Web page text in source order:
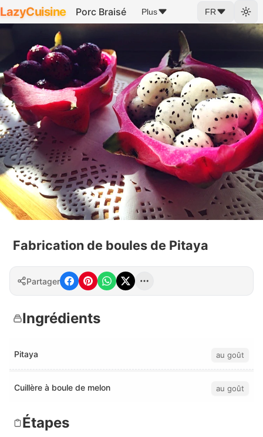
LazyCuisine Porc Braisé Plus FR
Fabrication de boules de Pitaya
Partager
Ingrédients
Pitaya au goût
Cuillère à boule de melon au goût
Étapes